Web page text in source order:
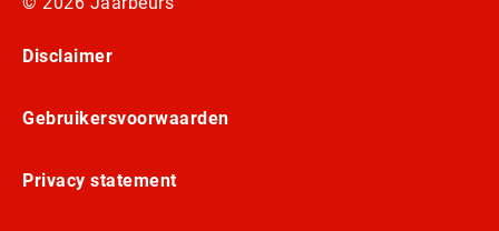
Disclaimer
Gebruikersvoorwaarden
Privacy statement